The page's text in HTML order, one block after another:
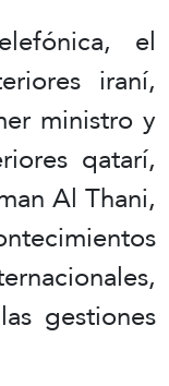
el
iraní,
ministro y
qatarí,
Al Thani,
gestiones